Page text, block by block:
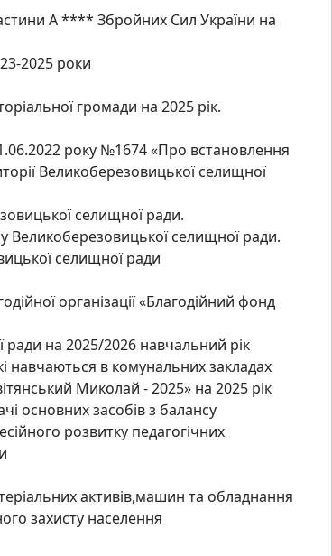
А **** Збройних Сил України на
2025 роки
громади на 2025 рік.
року №1674 «Про встановлення
Великоберезовицької селищної
селищної ради.
Великоберезовицької селищної ради.
селищної ради
організації «Благодійний фонд
ради на 2025/2026 навчальний рік
навчаються в комунальних закладах
Миколай - 2025» на 2025 рік
основних засобів з балансу
розвитку педагогічних
активів,машин та обладнання
захисту населення